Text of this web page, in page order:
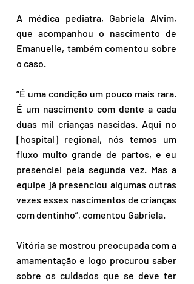
A médica pediatra, Gabriela Alvim,
que acompanhou o nascimento de
Emanuelle, também comentou sobre
o caso.
“É uma condição um pouco mais rara.
É um nascimento com dente a cada
duas mil crianças nascidas. Aqui no
[hospital] regional, nós temos um
fluxo muito grande de partos, e eu
presenciei pela segunda vez. Mas a
equipe já presenciou algumas outras
vezes esses nascimentos de crianças
com dentinho”, comentou Gabriela.
Vitória se mostrou preocupada com a
amamentação e logo procurou saber
sobre os cuidados que se deve ter